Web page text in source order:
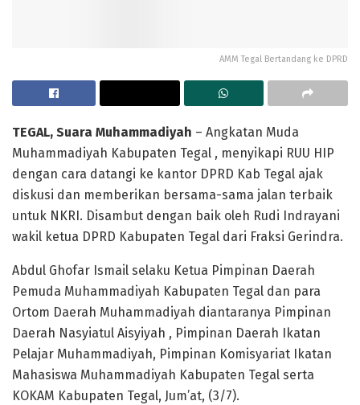
AMM Tegal Bertandang ke DPRD
TEGAL, Suara Muhammadiyah – Angkatan Muda
Muhammadiyah Kabupaten Tegal , menyikapi RUU HIP
dengan cara datangi ke kantor DPRD Kab Tegal ajak
diskusi dan memberikan bersama-sama jalan terbaik
untuk NKRI. Disambut dengan baik oleh Rudi Indrayani
wakil ketua DPRD Kabupaten Tegal dari Fraksi Gerindra.
Abdul Ghofar Ismail selaku Ketua Pimpinan Daerah
Pemuda Muhammadiyah Kabupaten Tegal dan para
Ortom Daerah Muhammadiyah diantaranya Pimpinan
Daerah Nasyiatul Aisyiyah , Pimpinan Daerah Ikatan
Pelajar Muhammadiyah, Pimpinan Komisyariat Ikatan
Mahasiswa Muhammadiyah Kabupaten Tegal serta
KOKAM Kabupaten Tegal, Jum’at, (3/7).